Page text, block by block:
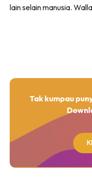
lain selain manusia.
Tak kumpau